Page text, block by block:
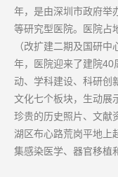
年，是由深圳市政府举
等研究型医院。医院占
（改扩建二期及国研
年，医院迎来了建院40
动、学科建设、科研创
文化七个板块，生动展
珍贵的历史照片、文献
湖区布心路荒岗平地上
集感染医学、器官移植